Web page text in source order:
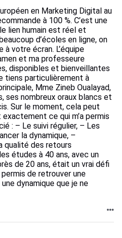
en Marketing Digital au
à 100 %. C’est une
lien humain est réel et
d’écoles en ligne, on
votre écran. L’équipe
et ma professeure
disponibles et bienveillantes
tiens particulièrement à
Mme Zineb Oualayad,
ses nombreux oraux blancs et
Sur le moment, cela peut
ce qui m’a permis
: – Le suivi régulier, – Les
la dynamique, –
qualité des retours
études à 40 ans, avec un
de 20 ans, était un vrai défi
de retrouver une
dynamique que je ne